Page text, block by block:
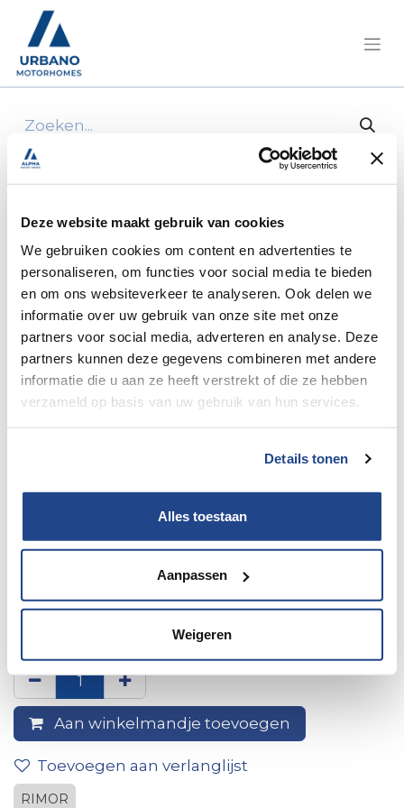
Deze website maakt gebruik van cookies
We gebruiken cookies om content en advertenties te
personaliseren, om functies voor social media te bieden
en om ons websiteverkeer te analyseren. Ook delen we
informatie over uw gebruik van onze site met onze
partners voor social media, adverteren en analyse. Deze
partners kunnen deze gegevens combineren met andere
informatie die u aan ze heeft verstrekt of die ze hebben
verzameld op basis van uw gebruik van hun services.
Details tonen
Alles toestaan
Aanpassen
Weigeren
Alle producten
Achterbumper rimor katamarano renault 20
Achterbumper rimor
katamarano renault 20
Aan winkelmandje toevoegen
Toevoegen aan verlanglijst
RIMOR